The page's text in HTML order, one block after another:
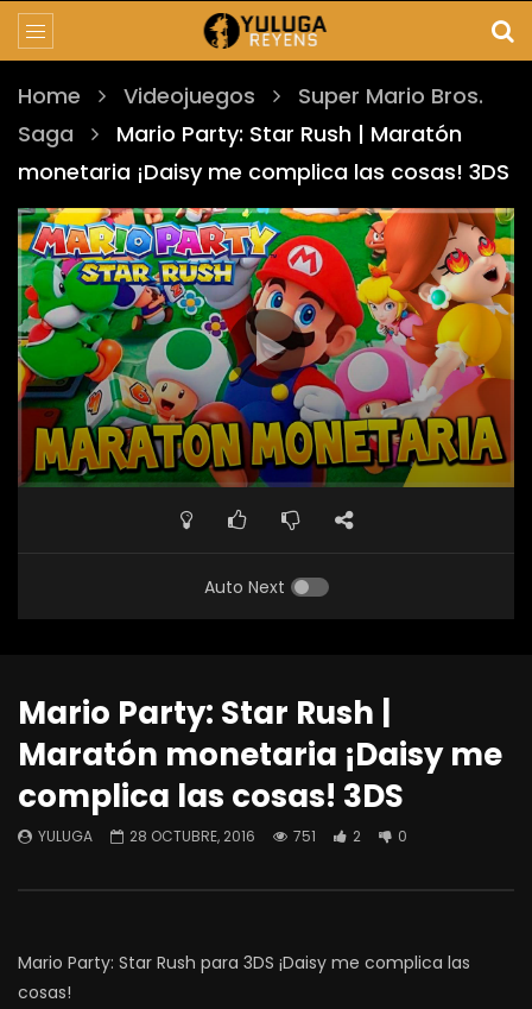
Home Videojuegos
Super Mario Bros.
Saga
Mario Party: Star Rush | Maratón
monetaria ¡Daisy me complica las cosas! 3DS
Auto Next
Mario Party: Star Rush |
Maratón monetaria ¡Daisy me
complica las cosas! 3DS
YULUGA 28 OCTUBRE, 2016 751 2 0
Mario Party: Star Rush para 3DS ¡Daisy me complica las
cosas!